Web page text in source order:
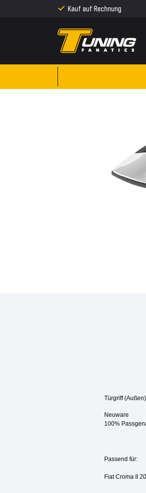
Kauf auf Rechnung
Türgriff
Neuware
100%
Passend für:
Fiat Croma II